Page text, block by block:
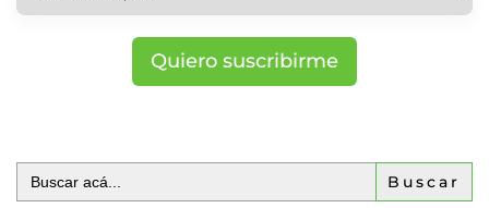
Quiero suscribirme
Buscar: